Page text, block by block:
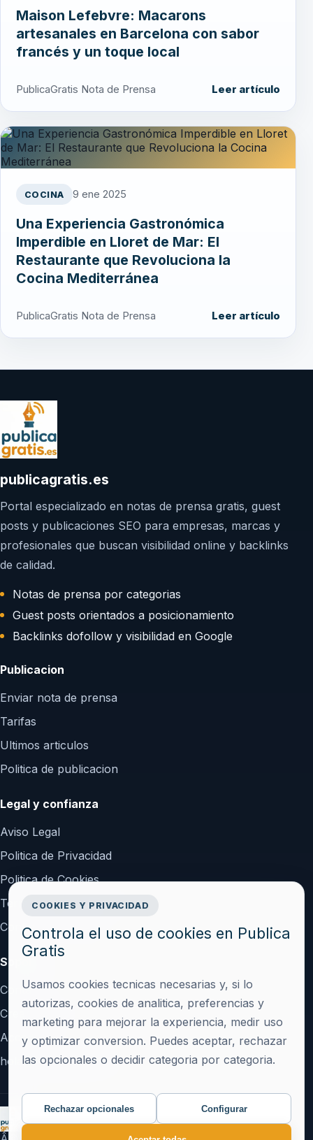
Maison Lefebvre: Macarons
artesanales en Barcelona con sabor
francés y un toque local
PublicaGratis Nota de Prensa Leer artículo
COCINA 9 ene 2025
Una Experiencia Gastronómica
Imperdible en Lloret de Mar: El
Restaurante que Revoluciona la
Cocina Mediterránea
PublicaGratis Nota de Prensa Leer artículo
publicagratis.es
Portal especializado en notas de prensa gratis, guest
posts y publicaciones SEO para empresas, marcas y
profesionales que buscan visibilidad online y backlinks
de calidad.
Notas de prensa por categorias
Guest posts orientados a posicionamiento
Backlinks dofollow y visibilidad en Google
Publicacion
Enviar nota de prensa
Tarifas
Ultimos articulos
Politica de publicacion
Legal y confianza
Aviso Legal
Politica de Privacidad
Politica de Cookies
Terminos y Condiciones
Configurar cookies
Soporte
Contacto
Crear cuenta
Acceder
hola@publicagratis.es
COOKIES Y PRIVACIDAD
Controla el uso de cookies en Publica
Gratis
Usamos cookies tecnicas necesarias y, si lo
autorizas, cookies de analitica, preferencias y
marketing para mejorar la experiencia, medir uso
y optimizar conversion. Puedes aceptar, rechazar
las opcionales o decidir categoria por categoria.
Rechazar opcionales Configurar